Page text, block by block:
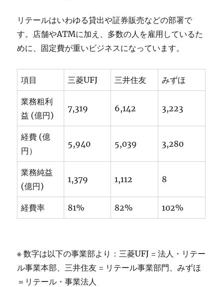
リテールはいわゆる貸出や証券販売などの部署で
す。店舗やATMに加え、多数の人を雇用しているた
めに、固定費が重いビジネスになっています。
項目 三菱UFJ 三井住友 みずほ
業務粗利
益 (億円)
7,319 6,142 3,223
経費 (億
円）
5,940 5,039 3,280
業務純益
(億円)
1,379 1,112 8
経費率 81% 82% 102%
※ 数字は以下の事業部より：三菱UFJ = 法人・リテー
ル事業本部、三井住友 = リテール事業部門、みずほ
＝リテール・事業法人